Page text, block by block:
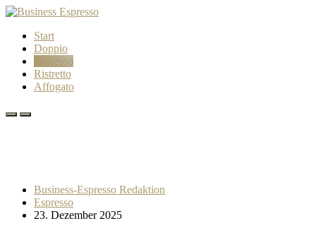
Start
Doppio
Espresso
Ristretto
Affogato
Business-Espresso Redaktion
Espresso
23. Dezember 2025